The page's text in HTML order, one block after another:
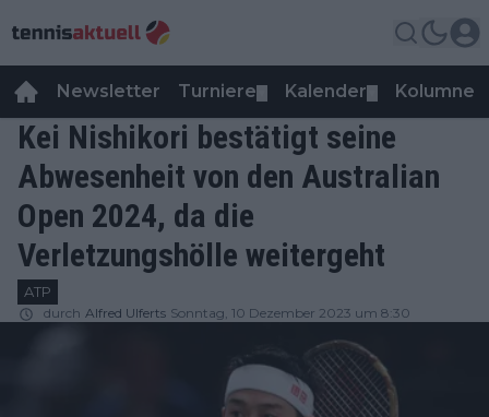
Newsletter Turniere Kalender Kolumnen
Kei Nishikori bestätigt seine
Abwesenheit von den Australian
Open 2024, da die
Verletzungshölle weitergeht
ATP
durch Alfred Ulferts Sonntag, 10 Dezember 2023 um 8:30